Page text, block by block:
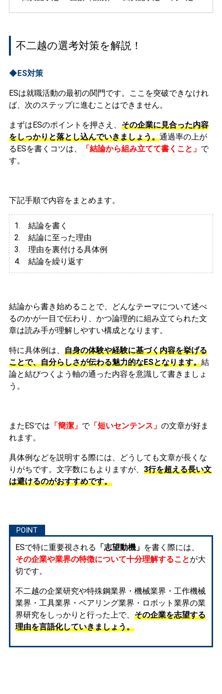
不二越の選考対策を解説！
◆ES対策
ESは就職活動の最初の関門です。ここを突破できなけれ
ば、次のステップに進むことはできません。
まずはESのポイントを押さえ、 その企業に見合った内容
をしっかりと落とし込んでいきましょう。通過率の上が
るESを書くコツは、
「結論から組み立てて書くこと」 で
す。
下記手順で内容をまとめます。
1. 結論を書く
2. 結論に至った理由
3. 理由を裏付ける具体例
4. 結論を繰り返す
結論から書き始めることで、どんなテーマについて述べ
るのかが一目で伝わり、かつ論理的に組み立てられた文
章は読み手が理解しやすい構成となります。
特に具体例は、 自身の体験や経験に基づく内容を挙げる
ことで、自分らしさが伝わる魅力的なESとなります。結
論と結びつくよう軸の通った内容を意識して書きましょ
う。
またESでは 「簡潔」 で「短いセンテンス」 の文章が好ま
れます。
具体例などを説明する際には、どうしても文章が長くな
りがちです。文字数にもよりますが、 3行を超える長い文
は避けるのがおすすめです。
ESで特に重要視される 「志望動機」 を書く際には、
その企業や業界の特徴について十分理解することが大
切です。
不二越の企業研究や特殊鋼業界・機械業界・工作機械
業界・工具業界・ベアリング業界・ロボット業界の業
界研究をしっかりと行った上で、 その企業を志望する
理由を言語化していきましょう。